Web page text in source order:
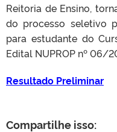
Reitoria de Ensino,
do processo seletivo
para estudante do
Edital NUPROP nº 06/
Resultado Preliminar
Compartilhe isso: